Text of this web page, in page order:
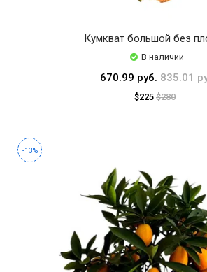
Кумкват большой без
В наличии
670.99 руб.835.01
$225 $280
-13%